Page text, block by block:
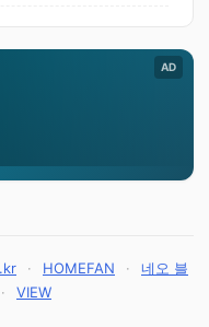
AD
· HOMEFAN ·
네오 블
· VIEW